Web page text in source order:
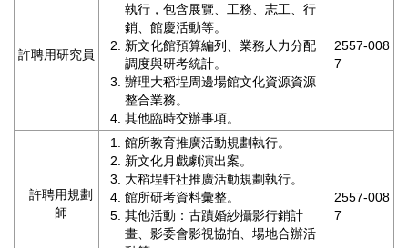
許聘用研究員
執行，包含展覽、工務、志工、行
銷、館慶活動等。
新文化館預算編列、業務人力分配
調度與研考統計。
辦理大稻埕周邊場館文化資源資源
整合業務。
其他臨時交辦事項。
2557-008
7
許聘用規劃
師
館所教育推廣活動規劃執行。
新文化月戲劇演出案。
大稻埕軒社推廣活動規劃執行。
館所研考資料彙整。
其他活動：古蹟婚紗攝影行銷計
畫、影委會影視協拍、場地合辦活
2557-008
7